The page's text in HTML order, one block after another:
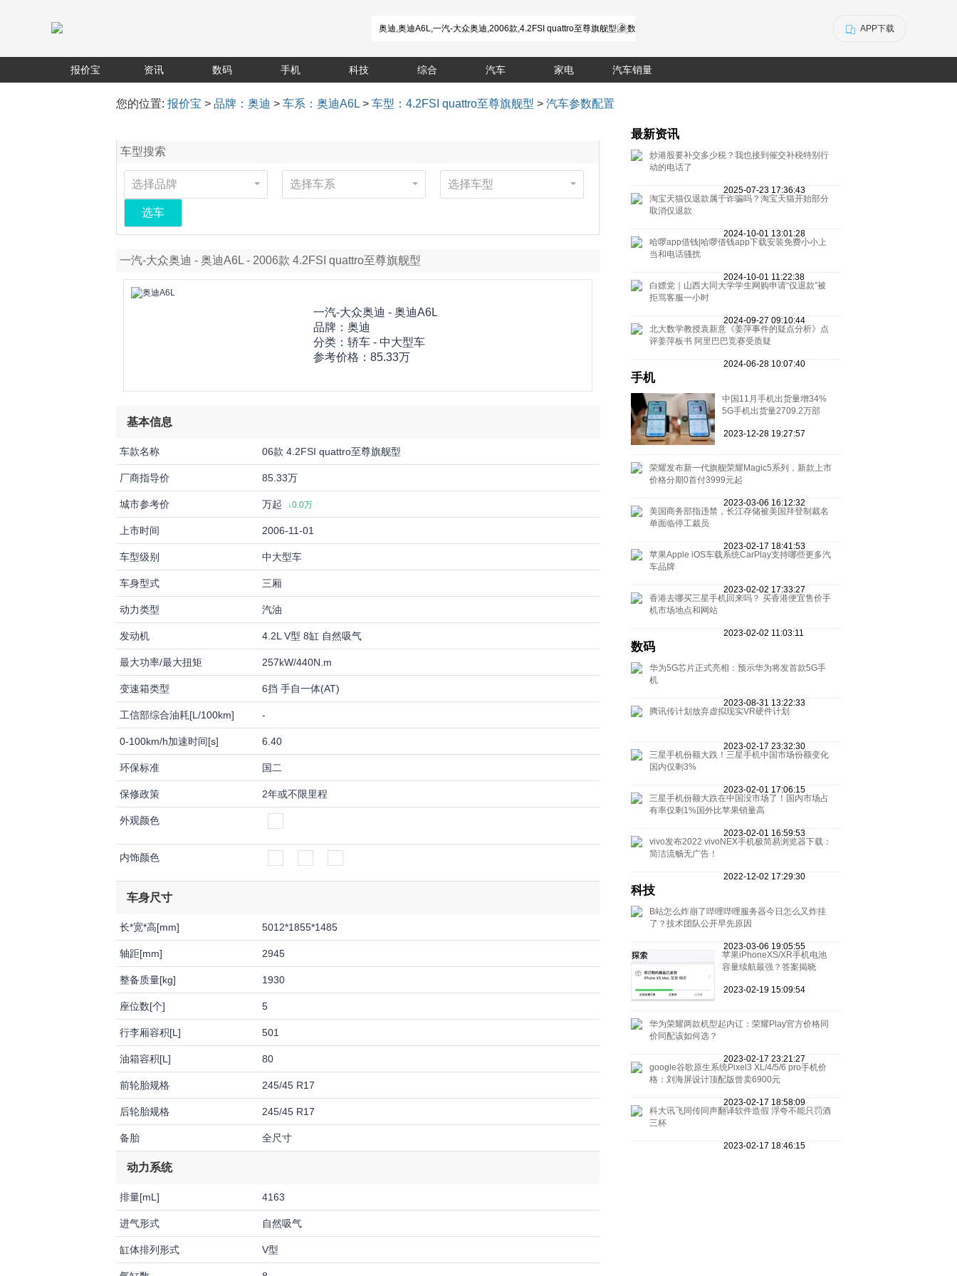
APP下载
报价宝 资讯 数码 手机 科技 综合 汽车 家电 汽车销量
您的位置:报价宝 >品牌：奥迪 >车系：奥迪A6L >车型：4.2FSI quattro至尊旗舰型 >汽车参数配置
车型搜索
选择品牌 选择车系 选择车型
选车
一汽-大众奥迪 - 奥迪A6L - 2006款 4.2FSI quattro至尊旗舰型
一汽-大众奥迪 - 奥迪A6L
品牌： 奥迪
分类：轿车 - 中大型车
参考价格： 85.33万
基本信息
车款名称 06款 4.2FSI quattro至尊旗舰型
厂商指导价 85.33万
城市参考价 万起 ↓0.0万
上市时间 2006-11-01
车型级别 中大型车
车身型式 三厢
动力类型 汽油
发动机 4.2L V型 8缸 自然吸气
最大功率/最大扭矩 257kW/440N.m
变速箱类型 6挡 手自一体(AT)
工信部综合油耗[L/100km] -
0-100km/h加速时间[s] 6.40
环保标准 国二
保修政策 2年或不限里程
外观颜色
内饰颜色
车身尺寸
长*宽*高[mm] 5012*1855*1485
轴距[mm] 2945
整备质量[kg] 1930
座位数[个] 5
行李厢容积[L] 501
油箱容积[L] 80
前轮胎规格 245/45 R17
后轮胎规格 245/45 R17
备胎 全尺寸
动力系统
排量[mL] 4163
进气形式 自然吸气
缸体排列形式 V型
最新资讯
炒港股要补交多少税？我也接到催交补税特别行
动的电话了
2025-07-23 17:36:43
淘宝天猫仅退款属于诈骗吗？淘宝天猫开始部分
取消仅退款
2024-10-01 13:01:28
哈啰app借钱|哈啰借钱app下载安装免费小小上
当和电话骚扰
2024-10-01 11:22:38
白嫖党｜山西大同大学学生网购申请“仅退款”被
拒骂客服一小时
2024-09-27 09:10:44
北大数学教授袁新意《姜萍事件的疑点分析》点
评姜萍板书 阿里巴巴竞赛受质疑
2024-06-28 10:07:40
手机
中国11月手机出货量增34%
5G手机出货量2709.2万部
2023-12-28 19:27:57
荣耀发布新一代旗舰荣耀Magic5系列，新款上市
价格分期0首付3999元起
2023-03-06 16:12:32
美国商务部指违禁，长江存储被美国拜登制裁名
单面临停工裁员
2023-02-17 18:41:53
苹果Apple iOS车载系统CarPlay支持哪些更多汽
车品牌
2023-02-02 17:33:27
香港去哪买三星手机回来吗？ 买香港便宜售价手
机市场地点和网站
2023-02-02 11:03:11
数码
华为5G芯片正式亮相：预示华为将发首款5G手
机
2023-08-31 13:22:33
腾讯传计划放弃虚拟现实VR硬件计划
2023-02-17 23:32:30
三星手机份额大跌！三星手机中国市场份额变化
国内仅剩3%
2023-02-01 17:06:15
三星手机份额大跌在中国没市场了！国内市场占
有率仅剩1%国外比苹果销量高
2023-02-01 16:59:53
vivo发布2022 vivoNEX手机极简易浏览器下载：
简洁流畅无广告！
2022-12-02 17:29:30
科技
B站怎么炸崩了哔哩哔哩服务器今日怎么又炸挂
了？技术团队公开早先原因
2023-03-06 19:05:55
苹果iPhoneXS/XR手机电池
容量续航最强？答案揭晓
2023-02-19 15:09:54
华为荣耀两款机型起内讧：荣耀Play官方价格同
价同配该如何选？
2023-02-17 23:21:27
google谷歌原生系统Pixel3 XL/4/5/6 pro手机价
格：刘海屏设计顶配版曾卖6900元
2023-02-17 18:58:09
科大讯飞同传同声翻译软件造假 浮夸不能只罚酒
三杯
2023-02-17 18:46:15